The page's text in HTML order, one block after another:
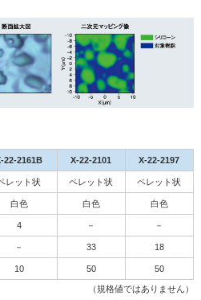
22-2161B X-22-2101 X-22-2197
レット状 ペレット状 ペレット状
白色 白色 白色
4 － －
－ 33
18
10 50 50
（規格値ではありません）